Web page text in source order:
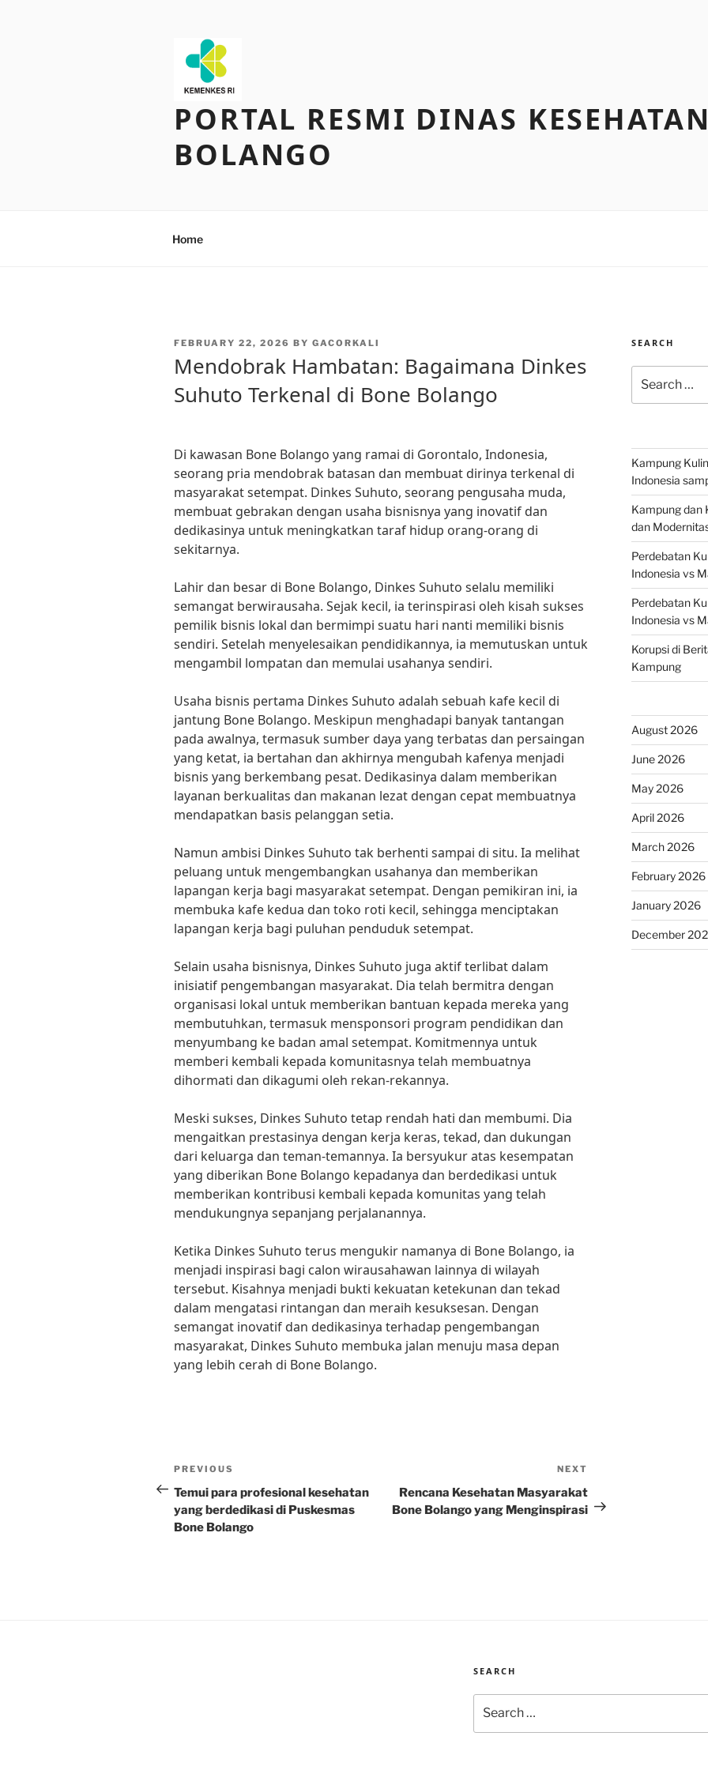
PORTAL RESMI DINAS
BOLANGO
Home
POSTED
FEBRUARY 22, 2026 BY GACORKALI
Mendobrak Hambatan: Bagaimana Dinkes
Suhuto Terkenal di Bone Bolango
Di kawasan Bone Bolango yang ramai di Gorontalo, Indonesia,
seorang pria mendobrak batasan dan membuat dirinya terkenal di
masyarakat setempat. Dinkes Suhuto, seorang pengusaha muda,
membuat gebrakan dengan usaha bisnisnya yang inovatif dan
dedikasinya untuk meningkatkan taraf hidup orang-orang di
sekitarnya.
Lahir dan besar di Bone Bolango, Dinkes Suhuto selalu memiliki
semangat berwirausaha. Sejak kecil, ia terinspirasi oleh kisah sukses
pemilik bisnis lokal dan bermimpi suatu hari nanti memiliki bisnis
sendiri. Setelah menyelesaikan pendidikannya, ia memutuskan untuk
mengambil lompatan dan memulai usahanya sendiri.
Usaha bisnis pertama Dinkes Suhuto adalah sebuah kafe kecil di
jantung Bone Bolango. Meskipun menghadapi banyak tantangan
pada awalnya, termasuk sumber daya yang terbatas dan persaingan
yang ketat, ia bertahan dan akhirnya mengubah kafenya menjadi
bisnis yang berkembang pesat. Dedikasinya dalam memberikan
layanan berkualitas dan makanan lezat dengan cepat membuatnya
mendapatkan basis pelanggan setia.
Namun ambisi Dinkes Suhuto tak berhenti sampai di situ. Ia melihat
peluang untuk mengembangkan usahanya dan memberikan
lapangan kerja bagi masyarakat setempat. Dengan pemikiran ini, ia
membuka kafe kedua dan toko roti kecil, sehingga menciptakan
lapangan kerja bagi puluhan penduduk setempat.
Selain usaha bisnisnya, Dinkes Suhuto juga aktif terlibat dalam
inisiatif pengembangan masyarakat. Dia telah bermitra dengan
organisasi lokal untuk memberikan bantuan kepada mereka yang
membutuhkan, termasuk mensponsori program pendidikan dan
menyumbang ke badan amal setempat. Komitmennya untuk
memberi kembali kepada komunitasnya telah membuatnya
dihormati dan dikagumi oleh rekan-rekannya.
Meski sukses, Dinkes Suhuto tetap rendah hati dan membumi. Dia
mengaitkan prestasinya dengan kerja keras, tekad, dan dukungan
dari keluarga dan teman-temannya. Ia bersyukur atas kesempatan
yang diberikan Bone Bolango kepadanya dan berdedikasi untuk
memberikan kontribusi kembali kepada komunitas yang telah
mendukungnya sepanjang perjalanannya.
Ketika Dinkes Suhuto terus mengukir namanya di Bone Bolango, ia
menjadi inspirasi bagi calon wirausahawan lainnya di wilayah
tersebut. Kisahnya menjadi bukti kekuatan ketekunan dan tekad
dalam mengatasi rintangan dan meraih kesuksesan. Dengan
semangat inovatif dan dedikasinya terhadap pengembangan
masyarakat, Dinkes Suhuto membuka jalan menuju masa depan
yang lebih cerah di Bone Bolango.
Post
navigation
Previous
Post
PREVIOUS
Temui para profesional kesehatan
yang berdedikasi di Puskesmas
Bone Bolango
Post
NEXT
Rencana Kesehatan Masyarakat
Bone Bolango yang Menginspirasi
SEARCH
for:
Kampung
Indonesia
Kampung dan
dan
Perdebatan
Indonesia vs
Perdebatan
Indonesia vs
Korupsi di
Kampung
August 2026
June 2026
May 2026
April 2026
March 2026
February 2026
January 2026
December
SEARCH
for: